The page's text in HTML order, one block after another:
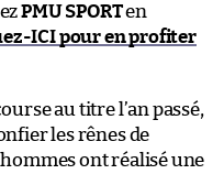
PMU SPORTen
ICI pour en profiter
au titre l’an passé,
les rênes de
hommes ont réalisé une